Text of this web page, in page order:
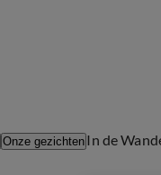
Onze gezichten In de